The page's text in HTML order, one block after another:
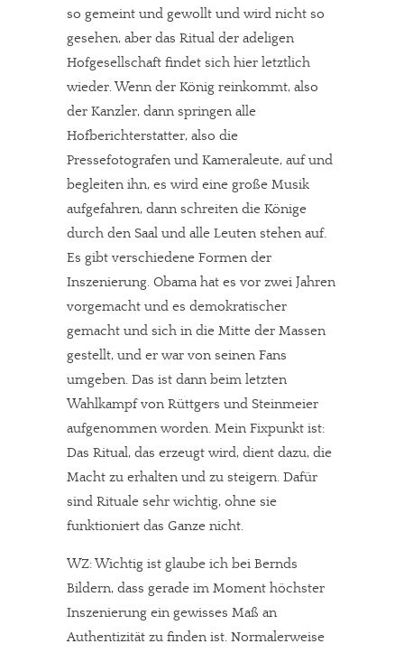
so gemeint und gewollt und wird nicht so
gesehen, aber das Ritual der adeligen
Hofgesellschaft findet sich hier letztlich
wieder. Wenn der König reinkommt, also
der Kanzler, dann springen alle
Hofberichterstatter, also die
Pressefotografen und Kameraleute, auf und
begleiten ihn, es wird eine große Musik
aufgefahren, dann schreiten die Könige
durch den Saal und alle Leuten stehen auf.
Es gibt verschiedene Formen der
Inszenierung. Obama hat es vor zwei Jahren
vorgemacht und es demokratischer
gemacht und sich in die Mitte der Massen
gestellt, und er war von seinen Fans
umgeben. Das ist dann beim letzten
Wahlkampf von Rüttgers und Steinmeier
aufgenommen worden. Mein Fixpunkt ist:
Das Ritual, das erzeugt wird, dient dazu, die
Macht zu erhalten und zu steigern. Dafür
sind Rituale sehr wichtig, ohne sie
funktioniert das Ganze nicht.
WZ: Wichtig ist glaube ich bei Bernds
Bildern, dass gerade im Moment höchster
Inszenierung ein gewisses Maß an
Authentizität zu finden ist. Normalerweise